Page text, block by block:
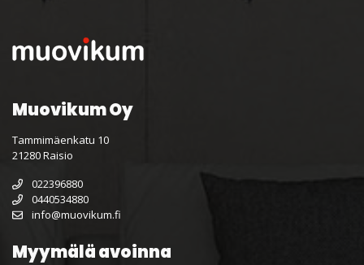
Muovikum Oy
Tammimäenkatu 10
21280 Raisio
022396880
0440534880
info@muovikum.fi
Myymälä avoinna